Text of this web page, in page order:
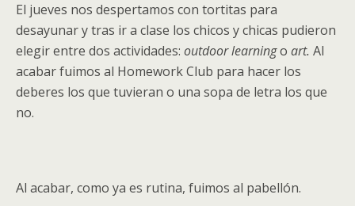
El jueves nos despertamos con tortitas para
desayunar y tras ir a clase los chicos y chicas pudieron
elegir entre dos actividades: outdoor learningo art. Al
acabar fuimos al Homework Club para hacer los
deberes los que tuvieran o una sopa de letra los que
no.
Al acabar, como ya es rutina, fuimos al pabellón.